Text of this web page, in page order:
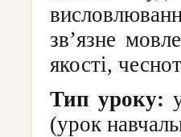
зв’язне
якості,
Тип уроку:
(урок